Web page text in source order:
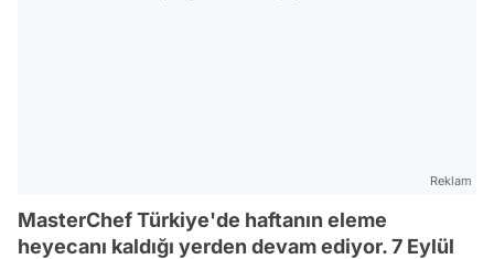
Reklam
MasterChef Türkiye'de haftanın eleme
heyecanı kaldığı yerden devam ediyor. 7 Eylül